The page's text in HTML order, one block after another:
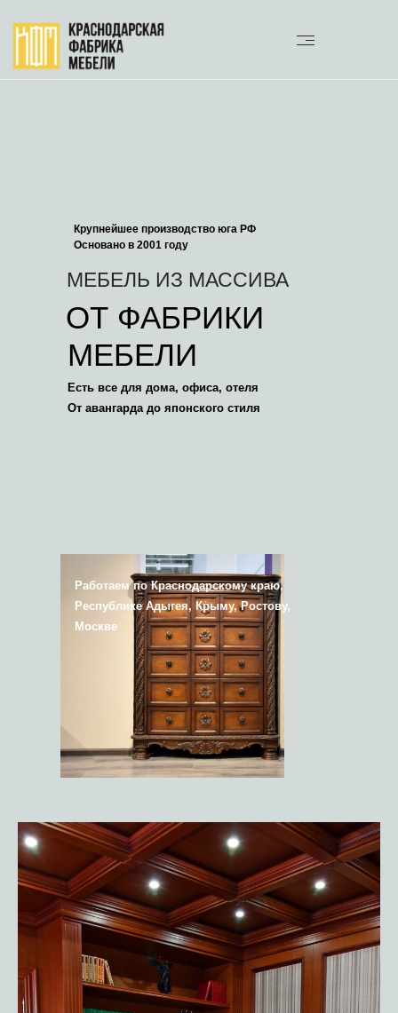
МЕБЕЛЬ ИЗ МАССИВА
ОТ ФАБРИКИ
МЕБЕЛИ
Есть все для дома, офиса, отеля
От авангарда до японского стиля
Крупнейшее производство юга РФ
Основано в 2001 году
Работаем по Краснодарскому краю,
Республике Адыгея, Крыму, Ростову,
Москве